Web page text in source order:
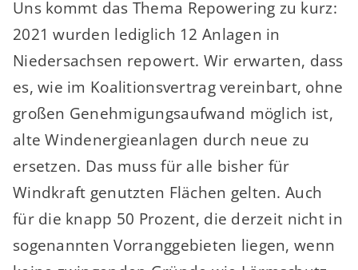
Uns kommt das Thema Repowering zu kurz:
2021 wurden lediglich 12 Anlagen in
Niedersachsen repowert. Wir erwarten, dass
es, wie im Koalitionsvertrag vereinbart, ohne
großen Genehmigungsaufwand möglich ist,
alte Windenergieanlagen durch neue zu
ersetzen. Das muss für alle bisher für
Windkraft genutzten Flächen gelten. Auch
für die knapp 50 Prozent, die derzeit nicht in
sogenannten Vorranggebieten liegen, wenn